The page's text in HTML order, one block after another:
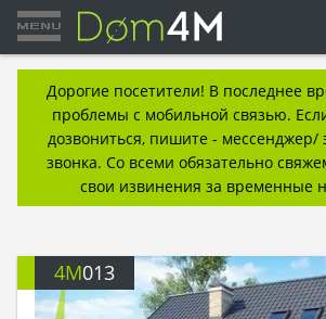
Дорогие посетители! В последнее
проблемы с мобильной связью.
дозвониться, пишите - мессенджер/
звонка. Со всеми обязательно
свои извинения за временные
4M013